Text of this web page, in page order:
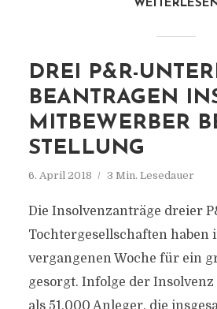
DREI P&R-
BEANTRAGEN
MITBEWERBER
STELLUNG
6. April 2018 3 Min. Lesedauer
Die Insolvenzanträge dreier
Tochtergesellschaften haben
vergangenen Woche für ein
gesorgt. Infolge der
als 51.000 Anleger, die